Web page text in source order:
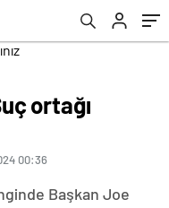
ortağı
00:36
Başkan Joe